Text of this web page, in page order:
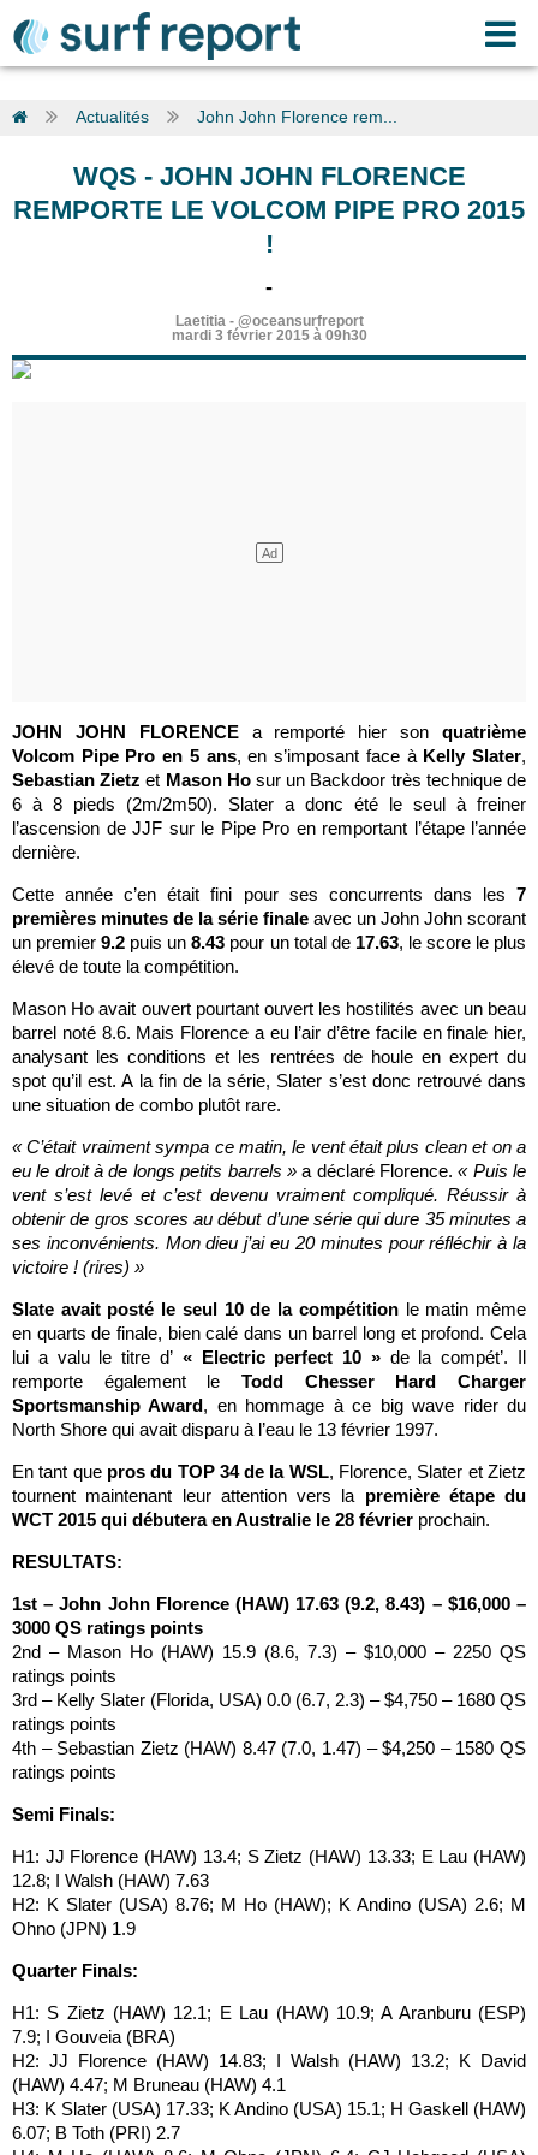
Actualités John John Florence rem...
WQS - JOHN JOHN FLORENCE
REMPORTE LE VOLCOM PIPE PRO 2015
!
-
Laetitia- @oceansurfreport
mardi 3 février 2015 à 09h30
JOHN JOHN FLORENCEa remporté hier sonquatrième
Volcom Pipe Pro en 5 ans, en s’imposant face à Kelly Slater,
Sebastian Zietz et Mason Hosur un Backdoor très technique de
6 à 8 pieds (2m/2m50). Slater a donc été le seul à freiner
l’ascension de JJF sur le Pipe Pro en remportant l’étape l’année
dernière.
Cette année c’en était fini pour ses concurrents dans les 7
premières minutes de la série finale avec un John John scorant
un premier9.2 puis un8.43 pour un total de 17.63, le score le plus
élevé de toute la compétition.
Mason Ho avait ouvert pourtant ouvert les hostilités avec un beau
barrel noté 8.6. Mais Florence a eu l’air d’être facile en finale hier,
analysant les conditions et les rentrées de houle en expert du
spot qu’il est. A la fin de la série, Slater s’est donc retrouvé dans
une situation de combo plutôt rare.
« C’était vraiment sympa ce matin, le vent était plus clean et on a
eu le droit à de longs petits barrels »a déclaré Florence.« Puis le
vent s’est levé et c’est devenu vraiment compliqué. Réussir à
obtenir de gros scores au début d’une série qui dure 35 minutes a
ses inconvénients. Mon dieu j’ai eu 20 minutes pour réfléchir à la
victoire ! (rires) »
Slate avait posté le seul 10 de la compétitionle matin même
en quarts de finale, bien calé dans un barrel long et profond. Cela
lui a valu le titre d’ « Electric perfect 10 »de la compét’. Il
remporte également le Todd Chesser Hard Charger
Sportsmanship Award, en hommage à ce big wave rider du
North Shore qui avait disparu à l’eau le 13 février 1997.
En tant que pros du TOP 34 de la WSL, Florence, Slater et Zietz
tournent maintenant leur attention vers la première étape du
WCT 2015 qui débutera en Australie le 28 février prochain.
RESULTATS:
1st – John John Florence (HAW) 17.63 (9.2, 8.43) – $16,000 –
3000 QS ratings points
2nd – Mason Ho (HAW) 15.9 (8.6, 7.3) – $10,000 – 2250 QS
ratings points
3rd – Kelly Slater (Florida, USA) 0.0 (6.7, 2.3) – $4,750 – 1680 QS
ratings points
4th – Sebastian Zietz (HAW) 8.47 (7.0, 1.47) – $4,250 – 1580 QS
ratings points
Semi Finals:
H1: JJ Florence (HAW) 13.4; S Zietz (HAW) 13.33; E Lau (HAW)
12.8; I Walsh (HAW) 7.63
H2: K Slater (USA) 8.76; M Ho (HAW); K Andino (USA) 2.6; M
Ohno (JPN) 1.9
Quarter Finals:
H1: S Zietz (HAW) 12.1; E Lau (HAW) 10.9; A Aranburu (ESP)
7.9; I Gouveia (BRA)
H2: JJ Florence (HAW) 14.83; I Walsh (HAW) 13.2; K David
(HAW) 4.47; M Bruneau (HAW) 4.1
H3: K Slater (USA) 17.33; K Andino (USA) 15.1; H Gaskell (HAW)
6.07; B Toth (PRI) 2.7